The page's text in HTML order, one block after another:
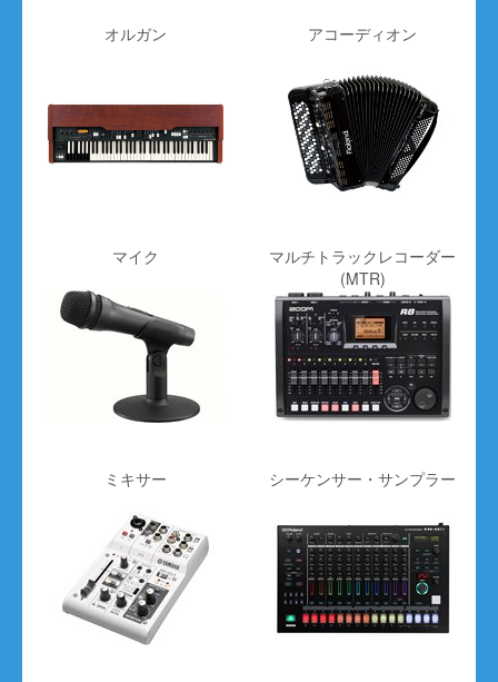
オルガン アコーディオン
マイク
マルチトラックレコーダー
(MTR)
ミキサー シーケンサー・サンプラー